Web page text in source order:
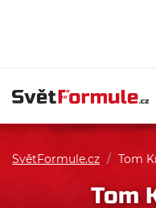
SvětFormule.cz / Tom
Tom